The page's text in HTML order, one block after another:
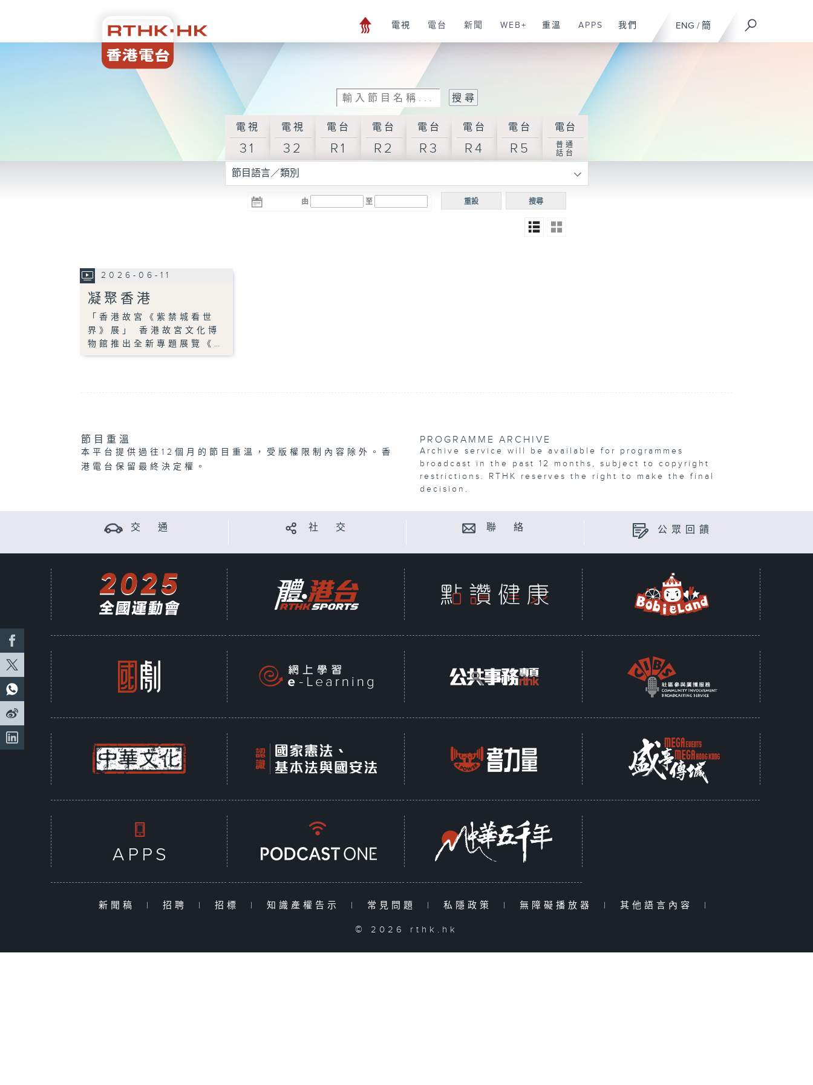
ENG / 簡
電視 電台 新聞 WEB+ 重溫 APPS 我們
電視
31
電視
32
電台
R1
電台
R2
電台
R3
電台
R4
電台
R5
電台
普通
話台
節目語言／類別
由 至 搜尋
重設
2026-06-11
凝聚香港
「香港故宮《紫禁城看世
界》展」 香港故宮文化博
物館推出全新專題展覽《…
節目重溫
本平台提供過往12個月的節目重溫，受版權限制內容除外。香
港電台保留最終決定權。
PROGRAMME ARCHIVE
Archive service will be available for programmes
broadcast in the past 12 months, subject to copyright
restrictions. RTHK reserves the right to make the final
decision.
交 通 社 交 聯 絡 公眾回饋
新聞稿 | 招聘 | 招標 | 知識產權告示 | 常見問題 | 私隱政策 | 無障礙播放器 | 其他語言內容 |
© 2026 rthk.hk